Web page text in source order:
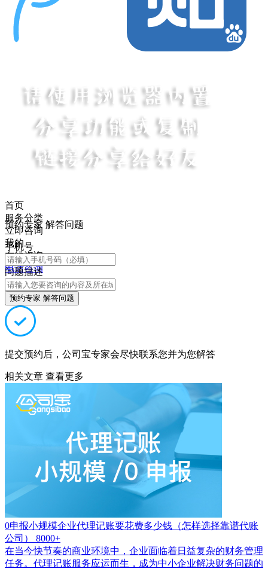
首页
服务分类
立即咨询
我的
在线咨询
电话咨询
预约专家 解答问题
手机号
问题描述
预约专家 解答问题
提交预约后，公司宝专家会尽快联系您并为您解答
相关文章 查看更多
0申报小规模企业代理记账要花费多少钱（怎样选择靠谱代账
公司）
8000+
在当今快节奏的商业环境中，企业面临着日益复杂的财务管理
任务。代理记账服务应运而生，成为中小企业解决财务问题的